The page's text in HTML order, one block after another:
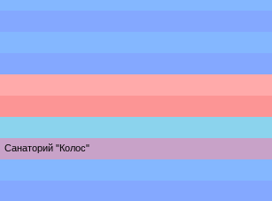
Санаторий "Колос"